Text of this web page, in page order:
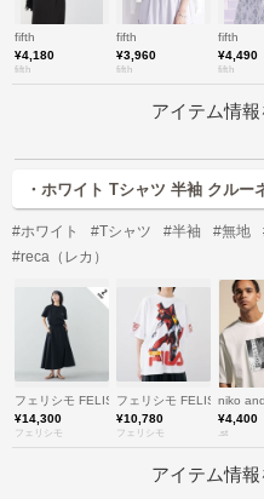
fifth
¥4,180
fifth
fifth
¥3,960
fifth
fifth
¥4,490
fifth
アイテム情
・ホワイト Tシャツ 半袖 クルー
#ホワイト #Tシャツ #半袖 #無地
#reca（レカ）
フェリシモ FELISSIMO
¥14,300
フェリシモ
フェリシモ FELISSIMO
¥10,780
フェリシモ
niko and
¥4,400
.st
アイテム情